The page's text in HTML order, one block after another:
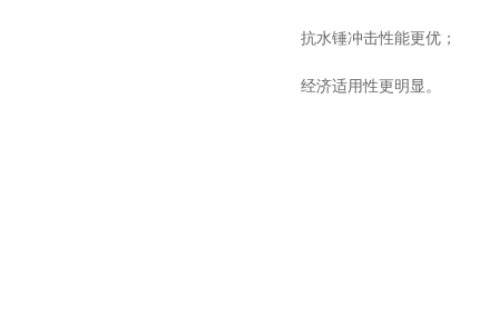
抗水锤冲击性能更优；
经济适用性更明显。